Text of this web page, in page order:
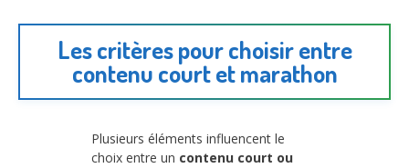
Les critères pour choisir entre
contenu court et marathon
Plusieurs éléments influencent le
choix entre un contenu court ou